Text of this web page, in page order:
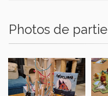
Photos de partie